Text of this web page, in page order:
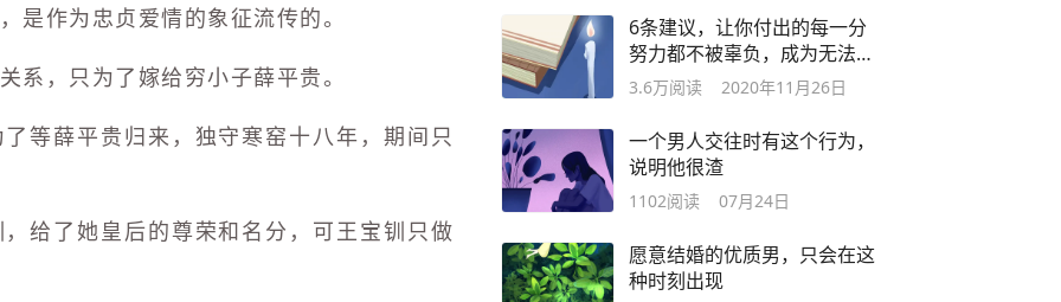
是作为忠贞爱情的象征流传的。
系，只为了嫁给穷小子薛平贵。
等薛平贵归来，独守寒窑十八年，期间只
给了她皇后的尊荣和名分，可王宝钏只做
6条建议，让你付出的每一分
努力都不被辜负，成为无法被
取代的人
3.6万阅读 2020年11月26日
一个男人交往时有这个行为，
说明他很渣
1102阅读 07月24日
愿意结婚的优质男，只会在这
种时刻出现